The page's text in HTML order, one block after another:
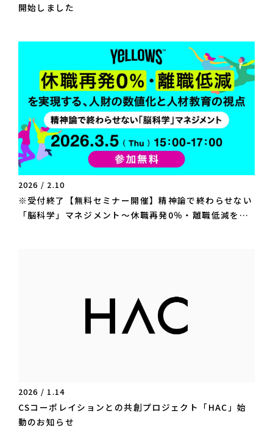
開始しました
2026 / 2.10
※受付終了【無料セミナー開催】精神論で終わらせない
「脳科学」マネジメント〜休職再発0％・離職低減を実
2026 / 1.14
CSコーポレイションとの共創プロジェクト「HAC」始
動のお知らせ